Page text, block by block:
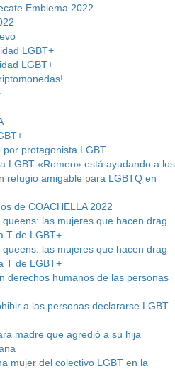
Emblema 2022
LGBT+
LGBT+
por protagonista LGBT
LGBT «Romeo» está ayudando a los
refugio amigable para LGBTQ en
de COACHELLA 2022
las mujeres que hacen drag
T de LGBT+
las mujeres que hacen drag
T de LGBT+
derechos humanos de las personas
a las personas declararse LGBT
madre que agredió a su hija
mujer del colectivo LGBT en la